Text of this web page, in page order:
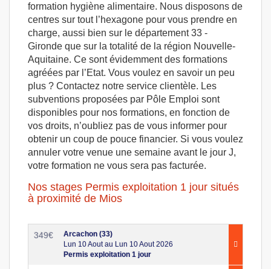
formation hygiène alimentaire. Nous disposons de
centres sur tout l’hexagone pour vous prendre en
charge, aussi bien sur le département 33 -
Gironde que sur la totalité de la région Nouvelle-
Aquitaine. Ce sont évidemment des formations
agréées par l’Etat. Vous voulez en savoir un peu
plus ? Contactez notre service clientèle. Les
subventions proposées par Pôle Emploi sont
disponibles pour nos formations, en fonction de
vos droits, n’oubliez pas de vous informer pour
obtenir un coup de pouce financier. Si vous voulez
annuler votre venue une semaine avant le jour J,
votre formation ne vous sera pas facturée.
Nos stages Permis exploitation 1 jour situés
à proximité de Mios
349€
Arcachon (33)
Lun 10 Aout au Lun 10 Aout 2026
Permis exploitation 1 jour